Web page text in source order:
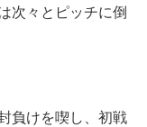
次々とピッチに倒
負けを喫し、初戦